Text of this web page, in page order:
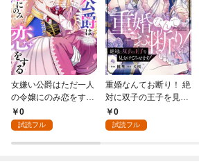
女嫌い公爵はただ一人
の令嬢にのみ恋をする
（分冊版）第１話
0
試読フル
重婚なんてお断り！ 絶
対に双子の王子を見分
けてみせます！（分冊
版） 第１話
0
試読フル